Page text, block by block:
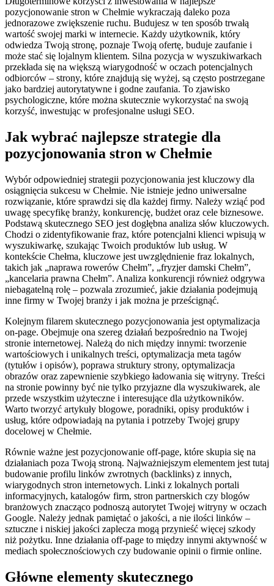
pozycjonowanie stron w Chełmie wykraczają daleko poza
jednorazowe zwiększenie ruchu. Budujesz w ten sposób trwałą
wartość swojej marki w internecie. Każdy użytkownik, który
odwiedza Twoją stronę, poznaje Twoją ofertę, buduje zaufanie i
może stać się lojalnym klientem. Silna pozycja w wyszukiwarkach
przekłada się na większą wiarygodność w oczach potencjalnych
odbiorców – strony, które znajdują się wyżej, są często postrzegane
jako bardziej autorytatywne i godne zaufania. To zjawisko
psychologiczne, które można skutecznie wykorzystać na swoją
korzyść, inwestując w profesjonalne usługi SEO.
Jak wybrać najlepsze strategie dla
pozycjonowania stron w Chełmie
Wybór odpowiedniej strategii pozycjonowania jest kluczowy dla
osiągnięcia sukcesu w Chełmie. Nie istnieje jedno uniwersalne
rozwiązanie, które sprawdzi się dla każdej firmy. Należy wziąć pod
uwagę specyfikę branży, konkurencję, budżet oraz cele biznesowe.
Podstawą skutecznego SEO jest dogłębna analiza słów kluczowych.
Chodzi o zidentyfikowanie fraz, które potencjalni klienci wpisują w
wyszukiwarkę, szukając Twoich produktów lub usług. W
kontekście Chełma, kluczowe jest uwzględnienie fraz lokalnych,
takich jak „naprawa rowerów Chełm”, „fryzjer damski Chełm”,
„kancelaria prawna Chełm”. Analiza konkurencji również odgrywa
niebagatelną rolę – pozwala zrozumieć, jakie działania podejmują
inne firmy w Twojej branży i jak można je prześcignąć.
Kolejnym filarem skutecznego pozycjonowania jest optymalizacja
on-page. Obejmuje ona szereg działań bezpośrednio na Twojej
stronie internetowej. Należą do nich między innymi: tworzenie
wartościowych i unikalnych treści, optymalizacja meta tagów
(tytułów i opisów), poprawa struktury strony, optymalizacja
obrazów oraz zapewnienie szybkiego ładowania się witryny. Treści
na stronie powinny być nie tylko przyjazne dla wyszukiwarek, ale
przede wszystkim użyteczne i interesujące dla użytkowników.
Warto tworzyć artykuły blogowe, poradniki, opisy produktów i
usług, które odpowiadają na pytania i potrzeby Twojej grupy
docelowej w Chełmie.
Równie ważne jest pozycjonowanie off-page, które skupia się na
działaniach poza Twoją stroną. Najważniejszym elementem jest tutaj
budowanie profilu linków zwrotnych (backlinks) z innych,
wiarygodnych stron internetowych. Linki z lokalnych portali
informacyjnych, katalogów firm, stron partnerskich czy blogów
branżowych znacząco podnoszą autorytet Twojej witryny w oczach
Google. Należy jednak pamiętać o jakości, a nie ilości linków –
sztuczne i niskiej jakości zaplecza mogą przynieść więcej szkody
niż pożytku. Inne działania off-page to między innymi aktywność w
mediach społecznościowych czy budowanie opinii o firmie online.
Główne elementy skutecznego